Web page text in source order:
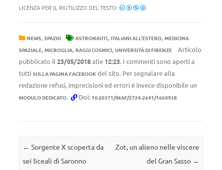
LICENZA PER IL RIUTILIZZO DEL TESTO:
NEWS, SPAZIO ASTRONAUTI, ITALIANI ALL'ESTERO, MEDICINA
SPAZIALE, MICROGLIA, RAGGI COSMICI, UNIVERSITÀ DI FIRENZE
Articolo
pubblicato il 23/05/2018alle 12:23. I commenti sono aperti a
tutti SULLA PAGINA FACEBOOK del sito. Per segnalare alla
redazione refusi, imprecisioni ed errori è invece disponibile un
MODULO DEDICATO. Doi: 10.20371/INAF/2724-2641/1660938
Navigazione articolo
← Sorgente X scoperta da
sei liceali di Saronno
Zot, un alieno nelle viscere
del Gran Sasso →